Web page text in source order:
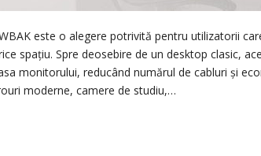
este o alegere potrivită pentru utilizatorii
spațiu. Spre deosebire de un desktop clasic,
monitorului, reducând numărul de cabluri și
moderne, camere de studiu,…